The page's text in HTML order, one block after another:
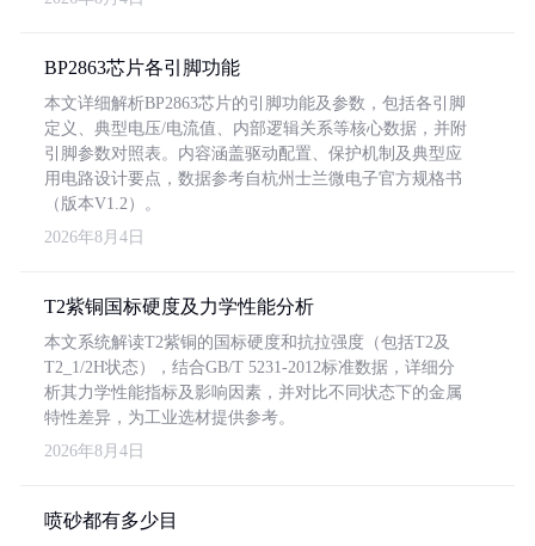
BP2863芯片各引脚功能
本文详细解析BP2863芯片的引脚功能及参数，包括各引脚
定义、典型电压/电流值、内部逻辑关系等核心数据，并附
引脚参数对照表。内容涵盖驱动配置、保护机制及典型应
用电路设计要点，数据参考自杭州士兰微电子官方规格书
（版本V1.2）。
2026年8月4日
T2紫铜国标硬度及力学性能分析
本文系统解读T2紫铜的国标硬度和抗拉强度（包括T2及
T2_1/2H状态），结合GB/T 5231-2012标准数据，详细分
析其力学性能指标及影响因素，并对比不同状态下的金属
特性差异，为工业选材提供参考。
2026年8月4日
喷砂都有多少目